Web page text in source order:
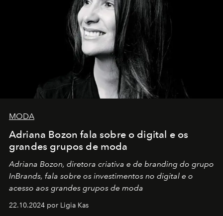
MODA
Adriana Bozon fala sobre o digital e os
grandes grupos de moda
Adriana Bozon, diretora criativa e de branding do grupo
InBrands, fala sobre os investimentos no digital e o
acesso aos grandes grupos de moda
22.10.2024 por Ligia Kas